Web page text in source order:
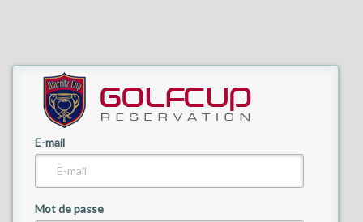
E-mail
Mot de passe
Votre email